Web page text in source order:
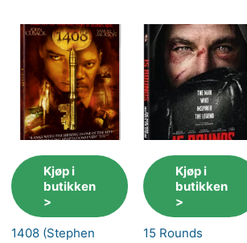
Kjøp i
butikken
>
1408 (Stephen
Kjøp i
butikken
>
15 Rounds